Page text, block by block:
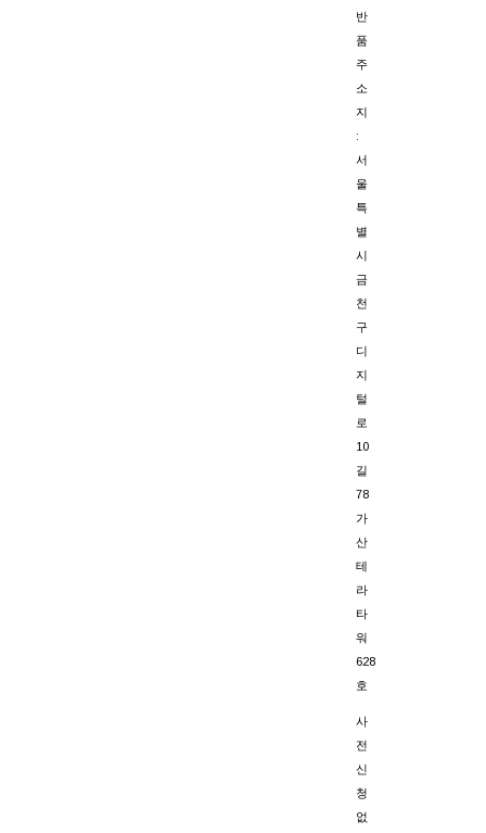
반
품
주
소
지
:
서
울
특
별
시
금
천
구
디
지
털
로
10
길
78
가
산
테
라
타
워
628
호
사
전
신
청
없